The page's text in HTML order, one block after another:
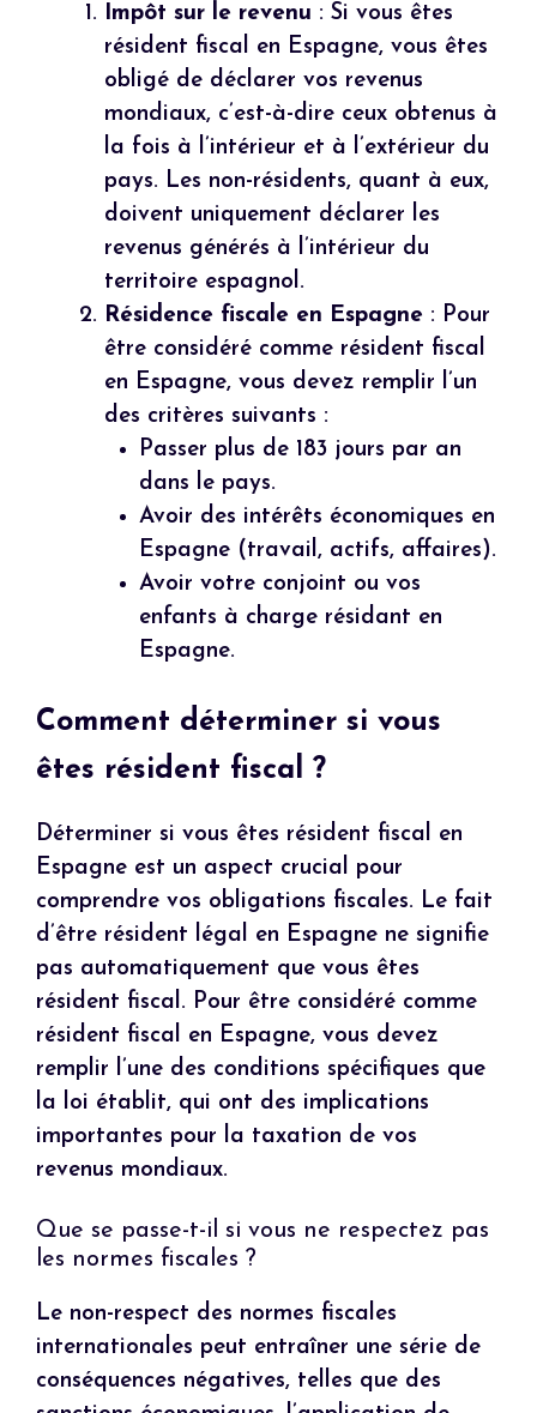
Impôt sur le revenu : Si vous êtes
résident fiscal en Espagne, vous êtes
obligé de déclarer vos revenus
mondiaux, c’est-à-dire ceux obtenus à
la fois à l’intérieur et à l’extérieur du
pays. Les non-résidents, quant à eux,
doivent uniquement déclarer les
revenus générés à l’intérieur du
territoire espagnol.
Résidence fiscale en Espagne : Pour
être considéré comme résident fiscal
en Espagne, vous devez remplir l’un
des critères suivants :
Passer plus de 183 jours par an
dans le pays.
Avoir des intérêts économiques en
Espagne (travail, actifs, affaires).
Avoir votre conjoint ou vos
enfants à charge résidant en
Espagne.
Comment déterminer si vous
êtes résident fiscal ?
Déterminer si vous êtes résident fiscal en
Espagne est un aspect crucial pour
comprendre vos obligations fiscales. Le fait
d’être résident légal en Espagne ne signifie
pas automatiquement que vous êtes
résident fiscal. Pour être considéré comme
résident fiscal en Espagne, vous devez
remplir l’une des conditions spécifiques que
la loi établit, qui ont des implications
importantes pour la taxation de vos
revenus mondiaux.
Que se passe-t-il si vous ne respectez pas
les normes fiscales ?
Le non-respect des normes fiscales
internationales peut entraîner une série de
conséquences négatives, telles que des